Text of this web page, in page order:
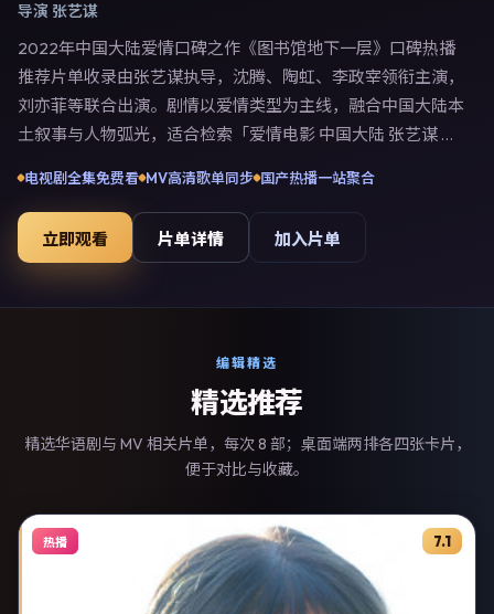
导演 张艺谋
2022年中国大陆爱情口碑之作《图书馆地下一层》口碑热播
推荐片单收录由张艺谋执导，沈腾、陶虹、李政宰领衔主演，
刘亦菲等联合出演。剧情以爱情类型为主线，融合中国大陆本
土叙事与人物弧光，适合检索「爱情电影 中国大陆 张艺谋 沈
全国多城路演与线上观影同步开启。影片在节奏、摄影与配乐
上强调沉浸体验，可作为片单推荐、影评长文与专题策划的引
用素材。
电视剧全集免费看 MV高清歌单同步 国产热播一站聚合
立即观看 片单详情 加入片单
编辑精选
精选推荐
精选华语剧与 MV 相关片单，每次 8 部；桌面端两排各四张卡片，
便于对比与收藏。
热播 7.1